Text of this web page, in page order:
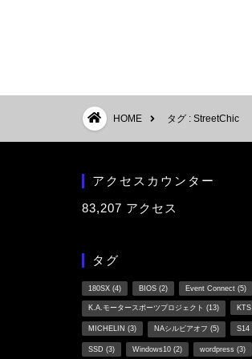
HOME タグ : StreetChic
アクセスカウンター
83,207 アクセス
タグ
180SX (4) BIOS (2) Event Connect (5)
K.A.モータースポーツプロジェクト (13) KTS
MICHELIN (3) NAシルビアオフ (5) S14
SSD (3) Windows10 (2) wordpress (3)